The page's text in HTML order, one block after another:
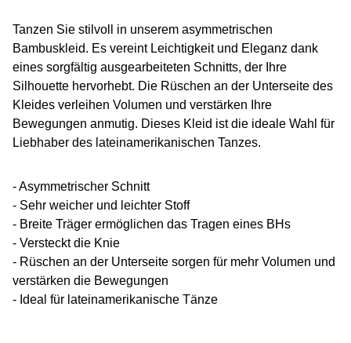
Tanzen Sie stilvoll in unserem asymmetrischen
Bambuskleid. Es vereint Leichtigkeit und Eleganz dank
eines sorgfältig ausgearbeiteten Schnitts, der Ihre
Silhouette hervorhebt. Die Rüschen an der Unterseite des
Kleides verleihen Volumen und verstärken Ihre
Bewegungen anmutig. Dieses Kleid ist die ideale Wahl für
Liebhaber des lateinamerikanischen Tanzes.
- Asymmetrischer Schnitt
- Sehr weicher und leichter Stoff
- Breite Träger ermöglichen das Tragen eines BHs
- Versteckt die Knie
- Rüschen an der Unterseite sorgen für mehr Volumen und
verstärken die Bewegungen
- Ideal für lateinamerikanische Tänze